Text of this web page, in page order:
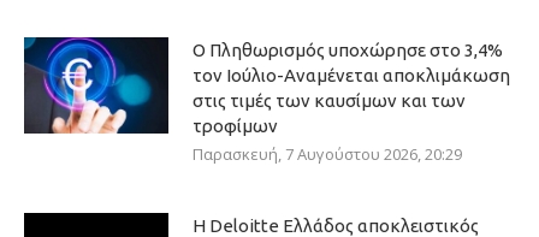
Ο Πληθωρισμός υποχώρησε στο 3,4%
τον Ιούλιο-Αναμένεται αποκλιμάκωση
στις τιμές των καυσίμων και των
τροφίμων
Παρασκευή, 7 Αυγούστου 2026, 20:29
Η Deloitte Ελλάδος αποκλειστικός